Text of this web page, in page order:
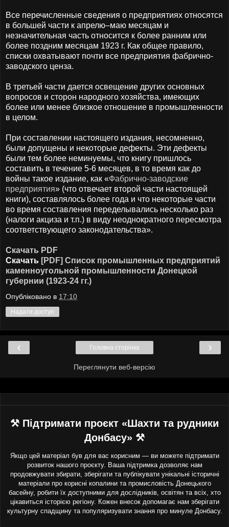
Все перечисленные сведения о предприятиях относятся
в большей части к апрелю–маю месяцам и
незначительная часть относится к более ранним или
более поздним месяцам 1923 г. Как общее правило,
списки охватывают почти все предприятия фабрично-
заводского ценза.
В третьей части дается освещение других основных
вопросов и сторон народного хозяйства, имеющих
более или менее близкое отношение в промышленности
в целом.
При составлении настоящего издания, несомненно,
были допущены и некоторые дефекты. Эти дефекты
были тем более неминуемы, что книгу пришлось
составить в течение 5-6 месяцев, в то время как до
войны такое издание, как «Фабрично-заводские
предприятия» (что отвечает второй части настоящей
книги), составлялось более года и что некоторые части
во время составления переделывались несколько раз
(налоги акциза и т.п.) в виду неоднократного пересмотра
соответствующего законодательства».
Скачать PDF
Скачать [PDF] Список промышленных предприятий
каменноугольной промышленности Донецкой
губернии (1923-24 гг.)
Опубліковано в 17:10
Надати доступ
‹ ›
Головна сторінка
Переглянути веб-версію
⚒ Підтримати проєкт «Шахти та рудники
Донбасу» ⚒
Якщо цей матеріал був для вас корисним — ви можете підтримати
розвиток нашого проєкту. Ваша підтримка дозволяє нам
продовжувати збирати, зберігати та публікувати унікальні історичні
матеріали про корисні копалини та промисловість Донецького
басейну, робити їх доступними для дослідників, освітян та всіх, хто
цікавиться історією регіону. Кожен внесок допомагає нам зберігати
культурну спадщину та популяризувати знання про минуле Донбасу.